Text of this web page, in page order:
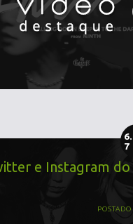
7
e Instagram
POSTADO